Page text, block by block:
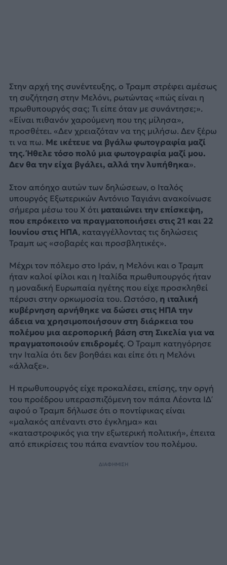
Στην αρχή της συνέντευξης, ο Τραμπ στρέφει αμέσως
τη συζήτηση στην Μελόνι, ρωτώντας «πώς είναι η
πρωθυπουργός σας; Τι είπε όταν με συνάντησε;».
«Είναι πιθανόν χαρούμενη που της μίλησα»,
προσθέτει. «Δεν χρειαζόταν να της μιλήσω. Δεν ξέρω
τι να πω. Με ικέτευε να βγάλω φωτογραφία μαζί
της. Ήθελε τόσο πολύ μια φωτογραφία μαζί μου.
Δεν θα την είχα βγάλει, αλλά την λυπήθηκα».
Στον απόηχο αυτών των δηλώσεων, ο Ιταλός
υπουργός Εξωτερικών Αντόνιο Ταγιάνι ανακοίνωσε
σήμερα μέσω του X ότι ματαιώνει την επίσκεψη,
που επρόκειτο να πραγματοποιήσει στις 21 και 22
Ιουνίου στις ΗΠΑ, καταγγέλλοντας τις δηλώσεις
Τραμπ ως «σοβαρές και προσβλητικές».
Μέχρι τον πόλεμο στο Ιράν, η Μελόνι και ο Τραμπ
ήταν καλοί φίλοι και η Ιταλίδα πρωθυπουργός ήταν
η μοναδική Ευρωπαία ηγέτης που είχε προσκληθεί
πέρυσι στην ορκωμοσία του. Ωστόσο, η ιταλική
κυβέρνηση αρνήθηκε να δώσει στις ΗΠΑ την
άδεια να χρησιμοποιήσουν στη διάρκεια του
πολέμου μια αεροπορική βάση στη Σικελία για να
πραγματοποιούν επιδρομές. Ο Τραμπ κατηγόρησε
την Ιταλία ότι δεν βοηθάει και είπε ότι η Μελόνι
«άλλαξε».
Η πρωθυπουργός είχε προκαλέσει, επίσης, την οργή
του προέδρου υπερασπιζόμενη τον πάπα Λέοντα ΙΔ’
αφού ο Τραμπ δήλωσε ότι ο ποντίφικας είναι
«μαλακός απέναντι στο έγκλημα» και
«καταστροφικός για την εξωτερική πολιτική», έπειτα
από επικρίσεις του πάπα εναντίον του πολέμου.
ΔΙΑΦΗΜΙΣΗ